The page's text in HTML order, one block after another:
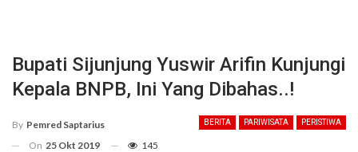
Bupati Sijunjung Yuswir Arifin Kunjungi
Kepala BNPB, Ini Yang Dibahas..!
BERITA PARIWISATA PERISTIWA
By Pemred Saptarius
On 25 Okt 2019 145